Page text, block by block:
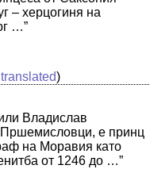
– херцогиня на
…”
)
Владислав
е принц
на Моравия като
от 1246 до …”